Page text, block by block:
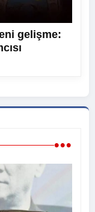
gelişme:
•••